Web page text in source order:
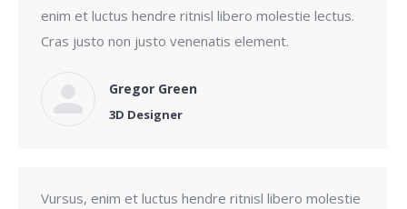
enim et luctus hendre ritnisl libero molestie lectus.
Cras justo non justo venenatis element.
Gregor Green
3D Designer
Vursus, enim et luctus hendre ritnisl libero molestie